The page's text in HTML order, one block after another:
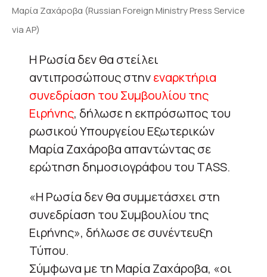
Μαρία Ζαχάροβα (Russian Foreign Ministry Press Service
via AP)
Η Ρωσία δεν θα στείλει
αντιπροσώπους στηνεναρκτήρια
συνεδρίαση του Συμβουλίου της
Ειρήνης, δήλωσε η εκπρόσωπος του
ρωσικού Υπουργείου Εξωτερικών
Μαρία Ζαχάροβα απαντώντας σε
ερώτηση δημοσιογράφου του TASS.
«Η Ρωσία δεν θα συμμετάσχει στη
συνεδρίαση του Συμβουλίου της
Ειρήνης», δήλωσε σε συνέντευξη
Τύπου.
Σύμφωνα με τη Μαρία Ζαχάροβα, «οι